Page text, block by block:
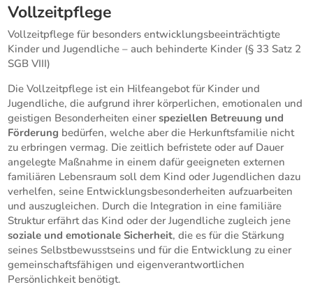
Vollzeitpflege
Vollzeitpflege für besonders entwicklungsbeeinträchtigte
Kinder und Jugendliche – auch behinderte Kinder (§ 33 Satz 2
SGB VIII)
Die Vollzeitpflege ist ein Hilfeangebot für Kinder und
Jugendliche, die aufgrund ihrer körperlichen, emotionalen und
geistigen Besonderheiten einerspeziellen Betreuung und
Förderung bedürfen, welche aber die Herkunftsfamilie nicht
zu erbringen vermag. Die zeitlich befristete oder auf Dauer
angelegte Maßnahme in einem dafür geeigneten externen
familiären Lebensraum soll dem Kind oder Jugendlichen dazu
verhelfen, seine Entwicklungsbesonderheiten aufzuarbeiten
und auszugleichen. Durch die Integration in eine familiäre
Struktur erfährt das Kind oder der Jugendliche zugleich jene
soziale und emotionale Sicherheit, die es für die Stärkung
seines Selbstbewusstseins und für die Entwicklung zu einer
gemeinschaftsfähigen und eigenverantwortlichen
Persönlichkeit benötigt.